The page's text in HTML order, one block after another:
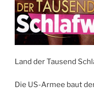
Land der Tausend
Die US-Armee baut